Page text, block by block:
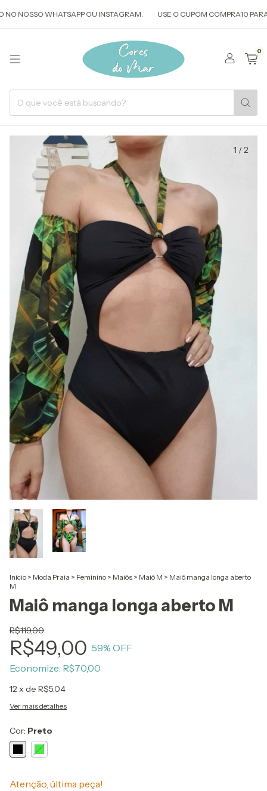
NOSSO WHATSAPP OU INSTAGRAM. USE O CUPOM COMPRA10 PARA
0
1 /2
Início > Moda Praia > Feminino > Maiôs > Maiô M > Maiô manga longa aberto
M
Maiô manga longa aberto M
R$119,00
R$49,00 59% OFF
Economize: R$70,00
12x de R$5,04
Ver mais detalhes
Cor: Preto
Atenção, última peça!